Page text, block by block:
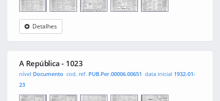
A
República
0001
Detalhes
A República - 1023
nível Documento cod. ref. PUB.Per.00006.00651 data inicial 1932-01-
23